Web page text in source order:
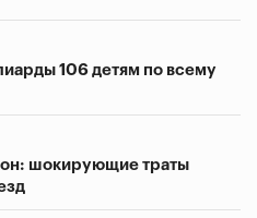
106 детям по всему
шокирующие траты